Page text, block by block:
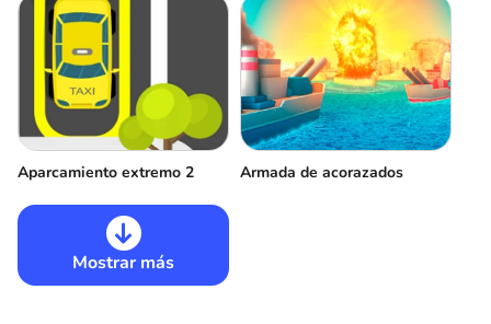
Aparcamiento extremo 2 Armada de acorazados
Mostrar más